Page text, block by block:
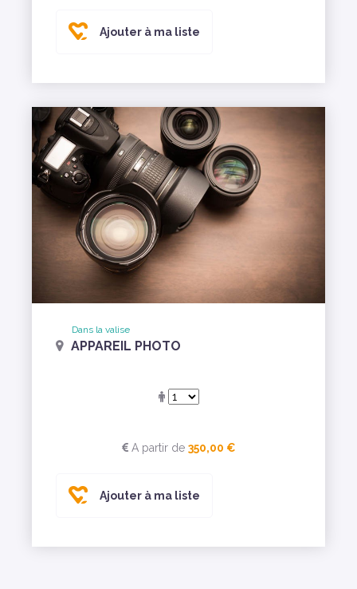
Ajouter à ma liste
Dans la valise
APPAREIL PHOTO
A partir de 350,00 €
Ajouter à ma liste